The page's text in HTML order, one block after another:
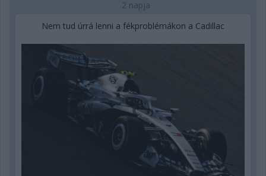
2 napja
Nem tud úrrá lenni a fékproblémákon a Cadillac